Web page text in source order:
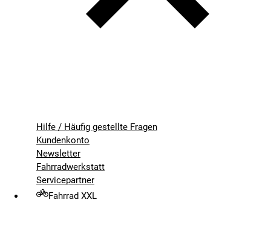
Hilfe / Häufig gestellte Fragen
Kundenkonto
Newsletter
Fahrradwerkstatt
Servicepartner
Fahrrad XXL